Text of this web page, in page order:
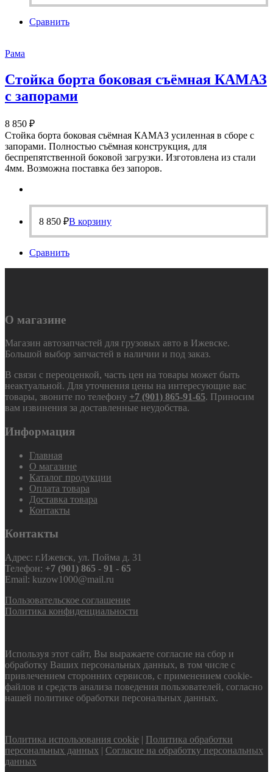
Сравнить
Рама
Стойка борта боковая съёмная КАМАЗ
с запорами
8 850 ₽
Стойка борта боковая съёмная КАМАЗ усиленная в сборе с
запорами. Полностью съёмная конструкция, для
беспрепятственной боковой загрузки. Изготовлена из стали
4мм. Возможна поставка без запоров.
8 850 ₽В корзину
Сравнить
О магазине
Магазин автозапчастей для грузовых авто в Ижевске.
Большой выбор запчастей в наличии и под заказ.
В связи с переоценкой, часть цен на товары может быть
неактуальной. Для уточнения цены на интересующие вас
товары, звоните по телефону +7 (901) 865-91-65. Приносим
вам извинения за доставленные неудобства.
Информация
Главная
О магазине
Каталог продукции
Оплата товара
Доставка товара
Контакты
Контакты
Адрес: г.Ижевск, ул. Пойма д. 31
Телефон: +7 (901) 865 - 91 - 65
Email: kuzow1000@mail.ru
Пользовательское соглашение
Политика конфиденциальности
Используя этот сайт, Вы выражаете согласие на сбор и
обработку Ваших персональных данных, в том числе с
привлечением сторонних сервисов, с применением cookie-
файлов и средств анализа поведения пользователей, согласно
нашей политике обработки персональных данных.
Политика использования cookie | Политика обработки
персональных данных | Согласие на обработку персональных
данных